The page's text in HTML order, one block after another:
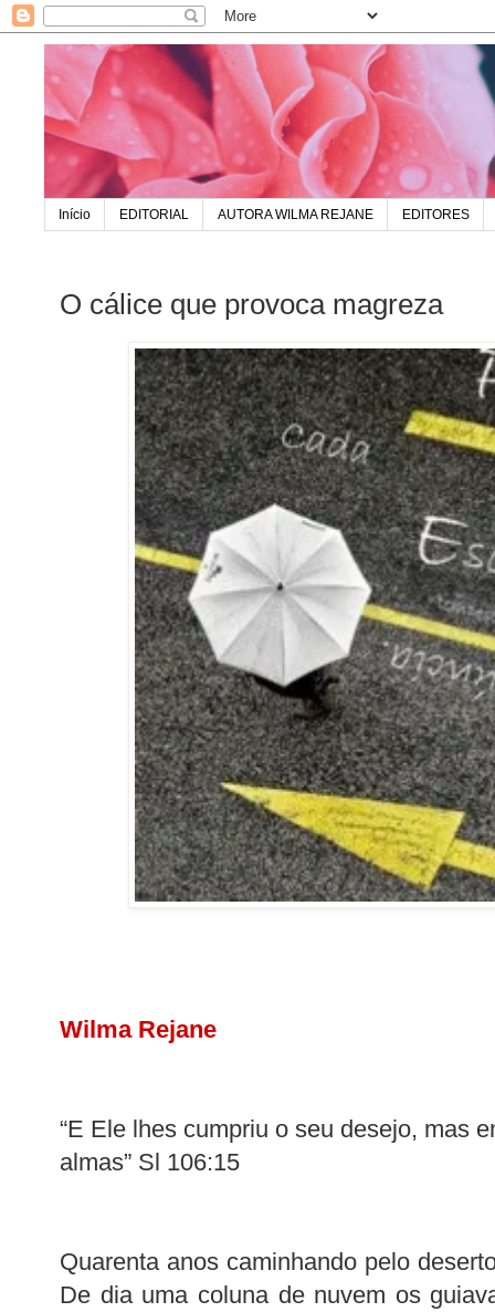
Início EDITORIAL AUTORA WILMA REJANE EDITORES
O cálice que provoca magreza
Wilma Rejane
“E Ele lhes cumpriu o seu desejo, mas
almas” Sl 106:15
Quarenta anos caminhando pelo
De dia uma coluna de nuvem os